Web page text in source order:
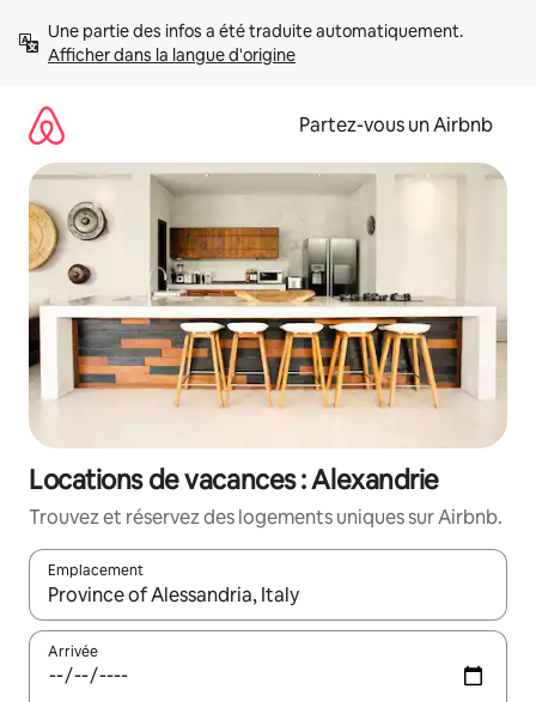
directement
Afficher dans la langue d'origine
Partez-vous un Airbnb
Locations de vacances : Alexandrie
Trouvez et réservez des logements uniques sur Airbnb.
Emplacement
Quand les résultats sont affichés, parcourez-les en utilisant
Arrivée